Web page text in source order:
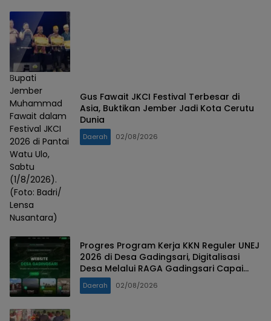
Bupati
Jember
Muhammad
Fawait dalam
Festival JKCI
2026 di Pantai
Watu Ulo,
Sabtu
(1/8/2026).
(Foto: Badri/
Lensa
Nusantara)
Gus Fawait JKCI Festival Terbesar di
Asia, Buktikan Jember Jadi Kota Cerutu
Dunia
Daerah 02/08/2026
Progres Program Kerja KKN Reguler UNEJ
2026 di Desa Gadingsari, Digitalisasi
Desa Melalui RAGA Gadingsari Capai
98% Penyelesaian
Daerah 02/08/2026